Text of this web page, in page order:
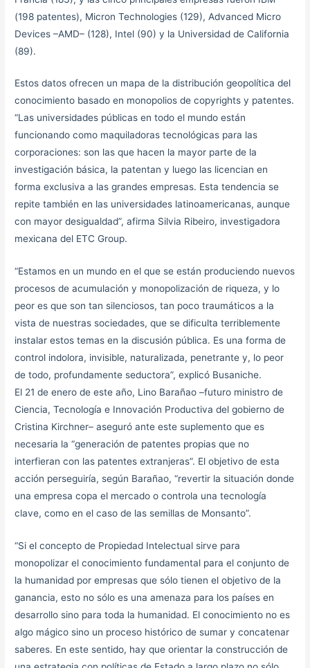
(198 patentes), Micron Technologies (129), Advanced Micro
Devices –AMD– (128), Intel (90) y la Universidad de California
(89).
Estos datos ofrecen un mapa de la distribución geopolítica del
conocimiento basado en monopolios de copyrights y patentes.
“Las universidades públicas en todo el mundo están
funcionando como maquiladoras tecnológicas para las
corporaciones: son las que hacen la mayor parte de la
investigación básica, la patentan y luego las licencian en
forma exclusiva a las grandes empresas. Esta tendencia se
repite también en las universidades latinoamericanas, aunque
con mayor desigualdad”, afirma Silvia Ribeiro, investigadora
mexicana del ETC Group.
“Estamos en un mundo en el que se están produciendo nuevos
procesos de acumulación y monopolización de riqueza, y lo
peor es que son tan silenciosos, tan poco traumáticos a la
vista de nuestras sociedades, que se dificulta terriblemente
instalar estos temas en la discusión pública. Es una forma de
control indolora, invisible, naturalizada, penetrante y, lo peor
de todo, profundamente seductora”, explicó Busaniche.
El 21 de enero de este año, Lino Barañao –futuro ministro de
Ciencia, Tecnología e Innovación Productiva del gobierno de
Cristina Kirchner– aseguró ante este suplemento que es
necesaria la “generación de patentes propias que no
interfieran con las patentes extranjeras”. El objetivo de esta
acción perseguiría, según Barañao, “revertir la situación donde
una empresa copa el mercado o controla una tecnología
clave, como en el caso de las semillas de Monsanto”.
“Si el concepto de Propiedad Intelectual sirve para
monopolizar el conocimiento fundamental para el conjunto de
la humanidad por empresas que sólo tienen el objetivo de la
ganancia, esto no sólo es una amenaza para los países en
desarrollo sino para toda la humanidad. El conocimiento no es
algo mágico sino un proceso histórico de sumar y concatenar
saberes. En este sentido, hay que orientar la construcción de